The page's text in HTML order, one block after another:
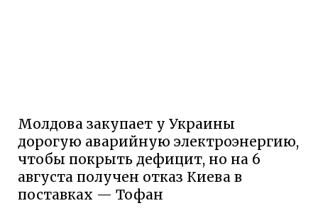
Молдова закупает у Украины
дорогую аварийную электроэнергию,
чтобы покрыть дефицит, но на 6
августа получен отказ Киева в
поставках — Тофан